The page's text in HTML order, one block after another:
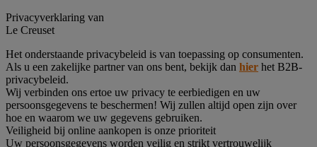
Privacyverklaring van
Le Creuset
Het onderstaande privacybeleid is van toepassing op consumenten.
Als u een zakelijke partner van ons bent, bekijk dan hier het B2B-
privacybeleid.
Wij verbinden ons ertoe uw privacy te eerbiedigen en uw
persoonsgegevens te beschermen! Wij zullen altijd open zijn over
hoe en waarom we uw gegevens gebruiken.
Veiligheid bij online aankopen is onze prioriteit
Uw persoonsgegevens worden veilig en strikt vertrouwelijk